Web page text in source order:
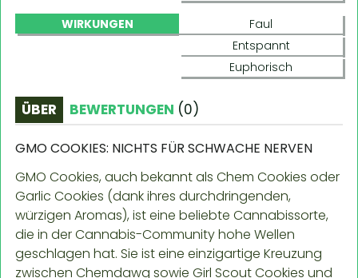
WIRKUNGEN
Faul
Entspannt
Euphorisch
ÜBER BEWERTUNGEN (0)
GMO COOKIES: NICHTS FÜR SCHWACHE NERVEN
GMO Cookies, auch bekannt als Chem Cookies oder
Garlic Cookies (dank ihres durchdringenden,
würzigen Aromas), ist eine beliebte Cannabissorte,
die in der Cannabis-Community hohe Wellen
geschlagen hat. Sie ist eine einzigartige Kreuzung
zwischen Chemdawg sowie Girl Scout Cookies und